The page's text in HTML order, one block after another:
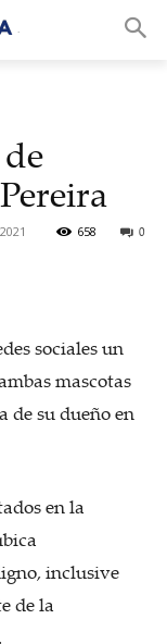
0
658
sociales un
mascotas
de su dueño en
en la
inclusive
de la